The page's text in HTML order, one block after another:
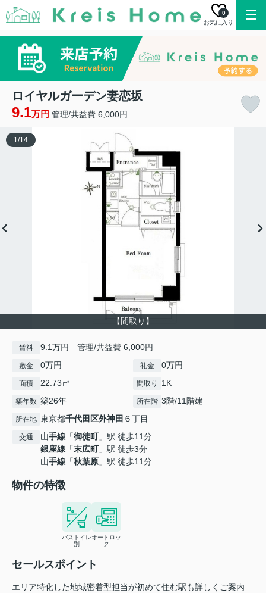
お気に入り
0
ロイヤルガーデン妻恋坂
9.1万円 管理/共益費 6,000円
【間取り】
1/14
賃料 9.1万円 管理/共益費 6,000円
敷金 0万円 礼金 0万円
面積 22.73㎡ 間取り 1K
築年数 築26年 所在階 3階/11階建
所在地 東京都千代田区外神田 ６丁目
交通 山手線 「御徒町」駅 徒歩11分
銀座線 「末広町」駅 徒歩3分
山手線 「秋葉原 」駅 徒歩11分
物件の特徴
バストイレ
別
オートロッ
ク
セールスポイント
エリア特化した地域密着型担当が初めて住む駅も詳しくご案内